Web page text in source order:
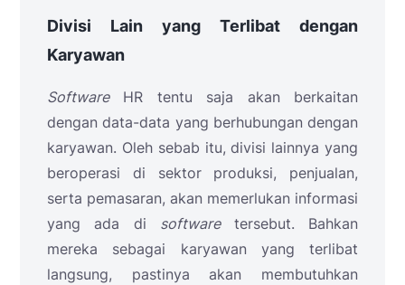
Divisi Lain yang Terlibat dengan
Karyawan
SoftwareHR tentu saja akan berkaitan
dengan data-data yang berhubungan dengan
karyawan. Oleh sebab itu, divisi lainnya yang
beroperasi di sektor produksi, penjualan,
serta pemasaran, akan memerlukan informasi
yang ada di software tersebut. Bahkan
mereka sebagai karyawan yang terlibat
langsung, pastinya akan membutuhkan